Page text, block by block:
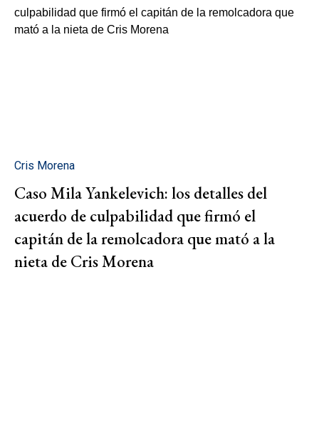
Cris Morena
Caso Mila Yankelevich: los detalles del
acuerdo de culpabilidad que firmó el
capitán de la remolcadora que mató a la
nieta de Cris Morena